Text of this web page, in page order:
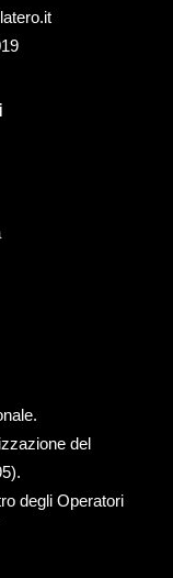
del
degli Operatori